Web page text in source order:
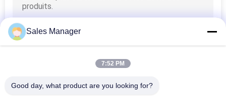
écran transparent
mené
Sales Manager
7:52 PM
Good day, what product are you looking for?